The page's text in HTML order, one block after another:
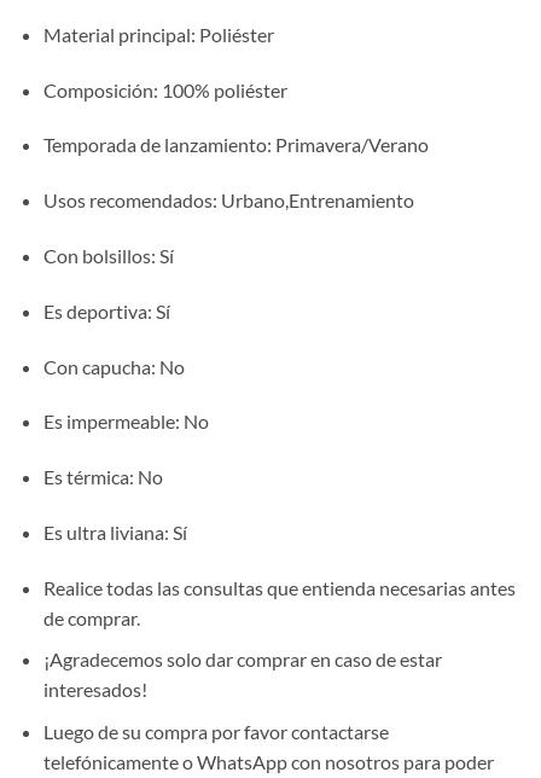
Material principal: Poliéster
Composición: 100% poliéster
Temporada de lanzamiento: Primavera/Verano
Usos recomendados: Urbano,Entrenamiento
Con bolsillos: Sí
Es deportiva: Sí
Con capucha: No
Es impermeable: No
Es térmica: No
Es ultra liviana: Sí
Realice todas las consultas que entienda necesarias antes
de comprar.
¡Agradecemos solo dar comprar en caso de estar
interesados!
Luego de su compra por favor contactarse
telefónicamente o WhatsApp con nosotros para poder